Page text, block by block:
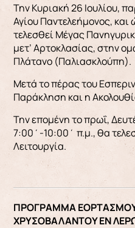
Την Κυριακή 26 Ιουλίου,
Αγίου Παντελεήμονος,
τελεσθεί Μέγας
μετ’ Αρτοκλασίας, στην
Πλάτανο (Παλιασκλούπη).
Μετά το πέρας του
Παράκληση και η
Την επομένη το πρωΐ,
7:00΄-10:00΄ π.μ., θα
Λειτουργία.
ΠΡΟΓΡΑΜΜΑ ΕΟΡΤΑΣΜΟΥ
ΧΡΥΣΟΒΑΛΑΝΤΟΥ ΕΝ